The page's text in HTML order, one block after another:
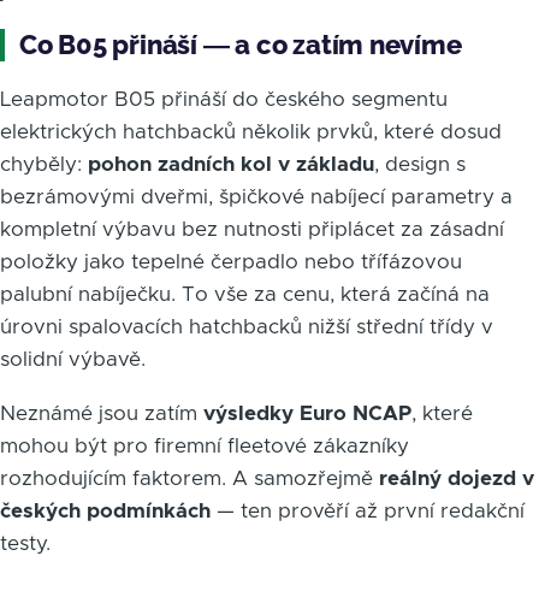
Co B05 přináší — a co zatím nevíme
Leapmotor B05 přináší do českého segmentu
elektrických hatchbacků několik prvků, které dosud
chyběly: pohon zadních kol v základu, design s
bezrámovými dveřmi, špičkové nabíjecí parametry a
kompletní výbavu bez nutnosti připlácet za zásadní
položky jako tepelné čerpadlo nebo třífázovou
palubní nabíječku. To vše za cenu, která začíná na
úrovni spalovacích hatchbacků nižší střední třídy v
solidní výbavě.
Neznámé jsou zatím výsledky Euro NCAP, které
mohou být pro firemní fleetové zákazníky
rozhodujícím faktorem. A samozřejmě reálný dojezd v
českých podmínkách — ten prověří až první redakční
testy.